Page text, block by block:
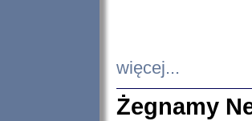
więcej...
Żegnamy